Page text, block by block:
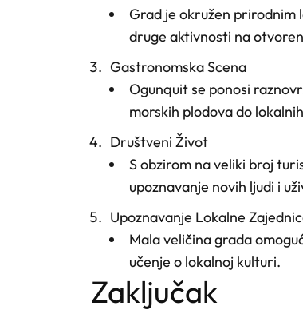
Grad je okružen prirodnim
druge aktivnosti na
Gastronomska Scena
Ogunquit se ponosi
morskih plodova do
Društveni Život
S obzirom na veliki broj
upoznavanje novih ljudi i
Upoznavanje Lokalne
Mala veličina grada
učenje o lokalnoj kulturi.
zaključak